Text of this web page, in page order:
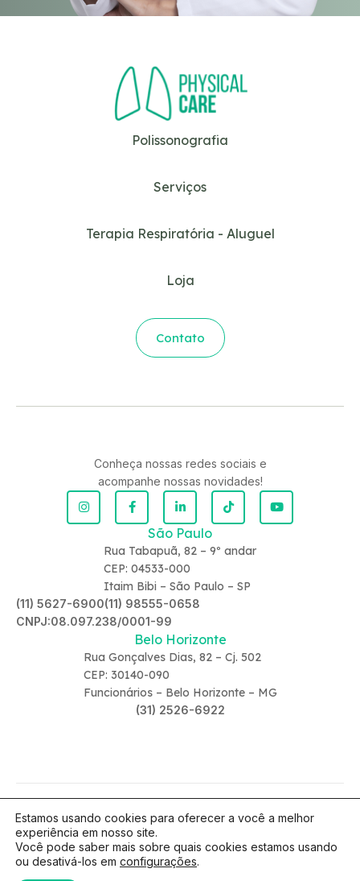
Polissonografia
Serviços
Terapia Respiratória - Aluguel
Loja
Contato
Conheça nossas redes sociais e
acompanhe nossas novidades!
São Paulo
Rua Tabapuã, 82 – 9º andar
CEP: 04533-000
Itaim Bibi – São Paulo – SP
(11) 5627-6900(11) 98555-0658
CNPJ:08.097.238/0001-99
Belo Horizonte
Rua Gonçalves Dias, 82 – Cj. 502
CEP: 30140-090
Funcionários – Belo Horizonte – MG
(31) 2526-6922
© 2026 - COPYRIGHT PHYSICAL CARE 2023 - TODOS OS DIREITOS
RESERVADOS - RE: 9499-SP
Política de Privacidade
Criação de site por UpSites
Estamos usando cookies para oferecer a você a melhor
experiência em nosso site.
Você pode saber mais sobre quais cookies estamos usando
ou desativá-los em configurações.